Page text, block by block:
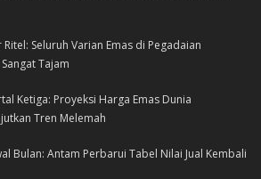
Seluruh Varian Emas di Pegadaian
Tajam
Ketiga: Proyeksi Harga Emas Dunia
Tren Melemah
Bulan: Antam Perbarui Tabel Nilai Jual Kembali